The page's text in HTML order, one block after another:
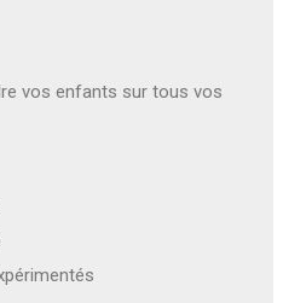
vos enfants sur tous vos